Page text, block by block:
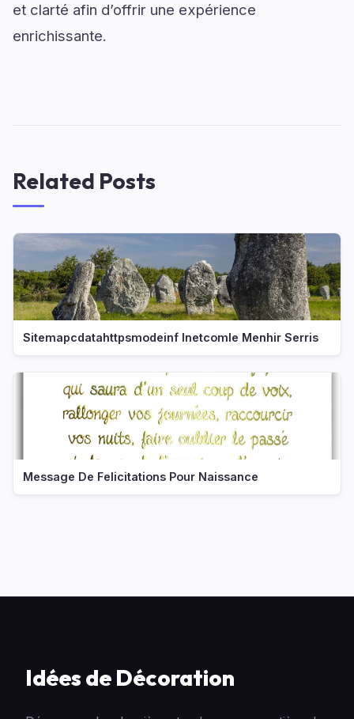
et clarté afin d’offrir une expérience
enrichissante.
Related Posts
Sitemapcdatahttpsmodeinf Inetcomle Menhir Serris
Message De Felicitations Pour Naissance
Idées de Décoration